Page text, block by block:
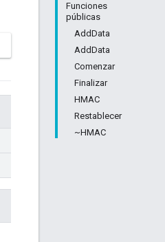
Funciones
públicas
AddData
AddData
Comenzar
Finalizar
HMAC
Restablecer
~HMAC